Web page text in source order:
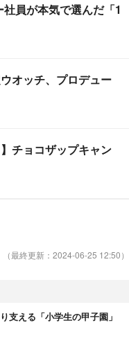
員が本気で選んだ「1
オッチ、プロデュー
チョコザップキャン
（最終更新：2024-06-25 12:50）
支える「小学生の甲子園」